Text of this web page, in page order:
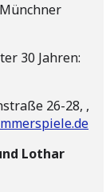
30 Jahren:
26-28, ,
Lothar